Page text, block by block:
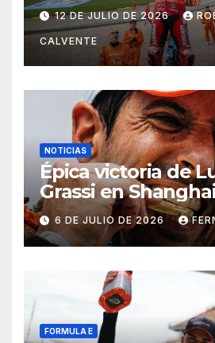
12 DE JULIO DE 2026
CALVENTE
NOTICIAS
Épica victoria de
Grassi en
6 DE JULIO DE 2026
FORMULA E